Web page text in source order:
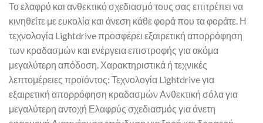
Το ελαφρύ και ανθεκτικό σχεδιασμό τους σας επιτρέπει να
κινηθείτε με ευκολία και άνεση κάθε φορά που τα φοράτε. Η
τεχνολογία Lightdrive προσφέρει εξαιρετική απορρόφηση
των κραδασμών και ενέργεια επιστροφής για ακόμα
μεγαλύτερη απόδοση. Χαρακτηριστικά ή τεχνικές
λεπτομέρειες προϊόντος: Τεχνολογία Lightdrive για
εξαιρετική απορρόφηση κραδασμών Ανθεκτική σόλα για
μεγαλύτερη αντοχή Ελαφρύς σχεδιασμός για άνετη